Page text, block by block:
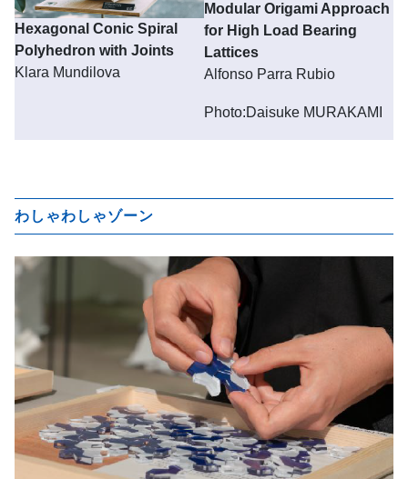
Hexagonal Conic Spiral
Polyhedron with Joints
Klara Mundilova
Modular Origami Approach
for High Load Bearing
Lattices
Alfonso Parra Rubio
Photo:Daisuke MURAKAMI
わしゃわしゃゾーン